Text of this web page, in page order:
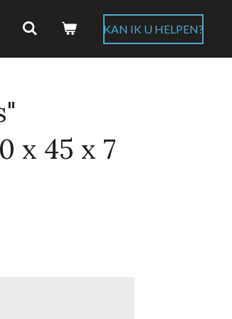
KAN IK U HELPEN?
x 45 x 7